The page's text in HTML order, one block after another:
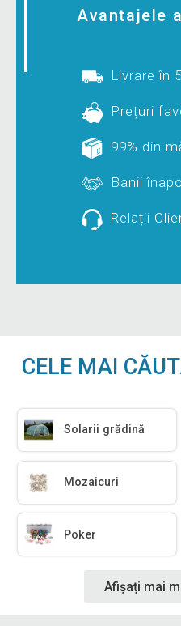
Avantajele
Livrare în
Prețuri
99% din
Banii
Relații
CELE MAI
Solarii grădină
Mozaicuri
Poker
Afișați mai